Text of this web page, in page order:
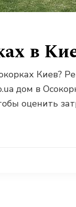
в
Киев?
дом в
оценить